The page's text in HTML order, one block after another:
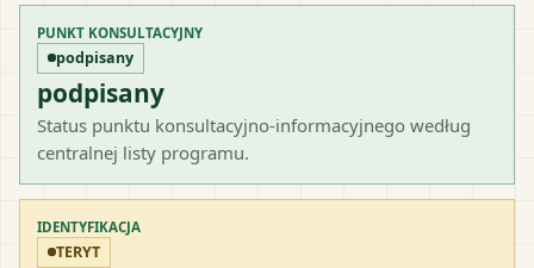
PUNKT KONSULTACYJNY
podpisany
podpisany
Status punktu konsultacyjno-informacyjnego według
centralnej listy programu.
IDENTYFIKACJA
TERYT